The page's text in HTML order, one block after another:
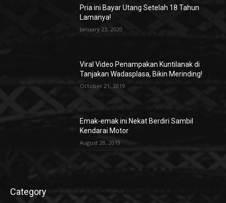
Pria ini Bayar Utang Setelah 18 Tahun
Lamanya!
January 23, 2020
Viral Video Penampakan Kuntilanak di
Tanjakan Wadasplasa, Bikin Merinding!
October 21, 2019
Emak-emak ini Nekat Berdiri Sambil
Kendarai Motor
August 28, 2019
Category